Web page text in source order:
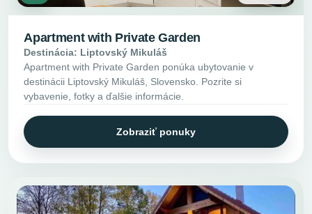
Apartment with Private Garden
Destinácia: Liptovský Mikuláš
Apartment with Private Garden ponúka ubytovanie v
destinácii Liptovský Mikuláš, Slovensko. Pozrite si
vybavenie, fotky a ďalšie informácie.
Zobraziť ponuky